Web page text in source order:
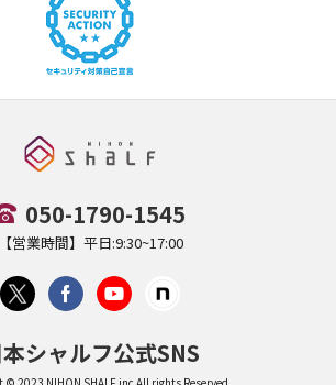
050-1790-1545
【営業時間】平日:9:30~17:00
本シャルフ公式SNS